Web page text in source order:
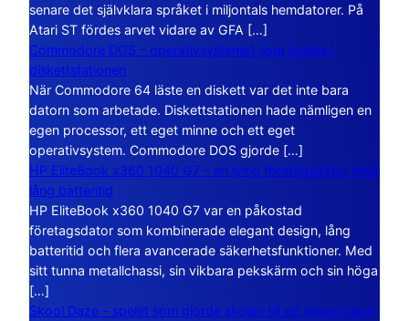
senare det självklara språket i miljontals hemdatorer. På
Atari ST fördes arvet vidare av GFA […]
Commodore DOS – operativsystemet som bodde i
diskettstationen
När Commodore 64 läste en diskett var det inte bara
datorn som arbetade. Diskettstationen hade nämligen en
egen processor, ett eget minne och ett eget
operativsystem. Commodore DOS gjorde […]
HP EliteBook x360 1040 G7 – en lyxig företagsdator med
lång batteritid
HP EliteBook x360 1040 G7 var en påkostad
företagsdator som kombinerade elegant design, lång
batteritid och flera avancerade säkerhetsfunktioner. Med
sitt tunna metallchassi, sin vikbara pekskärm och sin höga
[…]
Skool Daze – spelet som gjorde skolan till ett öppet kaos